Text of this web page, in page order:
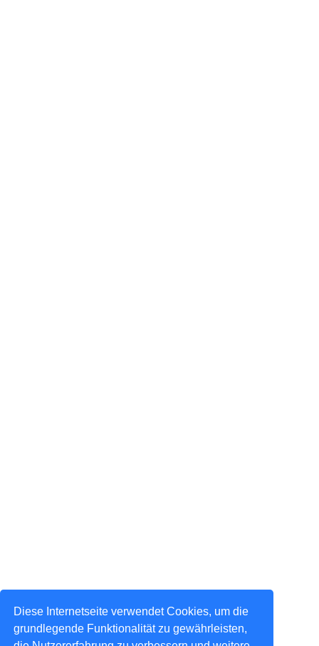
Diese Internetseite verwendet Cookies, um die
grundlegende Funktionalität zu gewährleisten,